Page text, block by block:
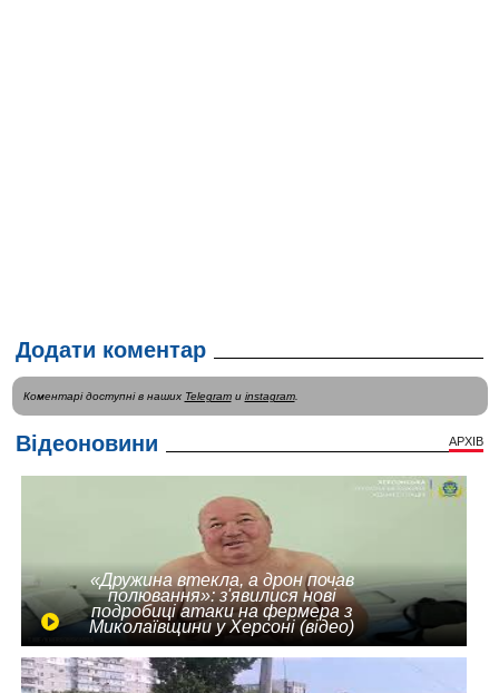
Додати коментар
Коментарі доступні в наших Telegramи instagram.
Відеоновини АРХІВ
«Дружина втекла, а дрон почав
полювання»: з'явилися нові
подробиці атаки на фермера з
Миколаївщини у Херсоні (відео)